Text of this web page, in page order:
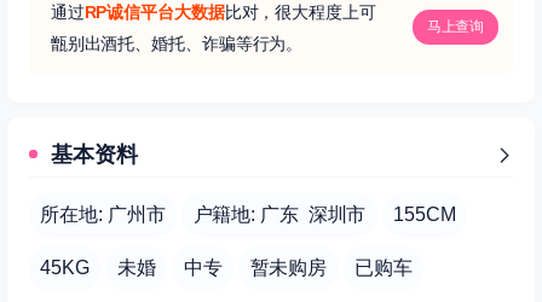
通过RP诚信平台大数据比对，很大程度上可
甑别出酒托、婚托、诈骗等行为。
马上查询
基本资料
所在地: 广州市 户籍地: 广东 深圳市 155CM
45KG 未婚 中专 暂未购房 已购车